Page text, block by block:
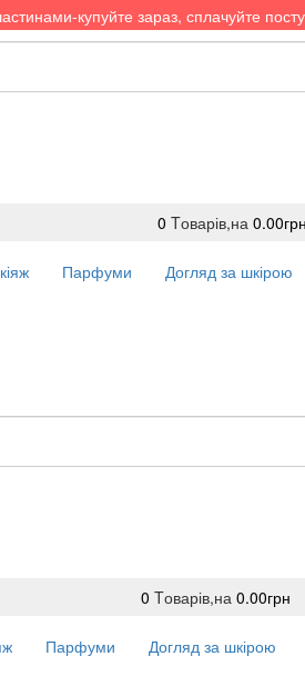
купуйте зараз, сплачуйте
0 Tоварів,на 0.00грн
Парфуми Догляд за шкірою
0 Tоварів,на 0.00грн
Парфуми Догляд за шкірою